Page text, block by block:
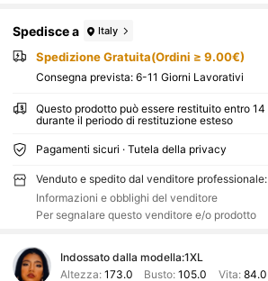
Spedisce a Italy
Spedizione Gratuita(Ordini ≥ 9.00€)
Consegna prevista: 6-11 Giorni Lavorativi
Questo prodotto può essere restituito entro 14
durante il periodo di restituzione esteso
Pagamenti sicuri · Tutela della privacy
Venduto e spedito dal venditore professionale:
Informazioni e obblighi del venditore
Per segnalare questo venditore e/o prodotto
Indossato dalla modella:1XL
Altezza: 173.0 Busto:105.0 Vita: 84.0